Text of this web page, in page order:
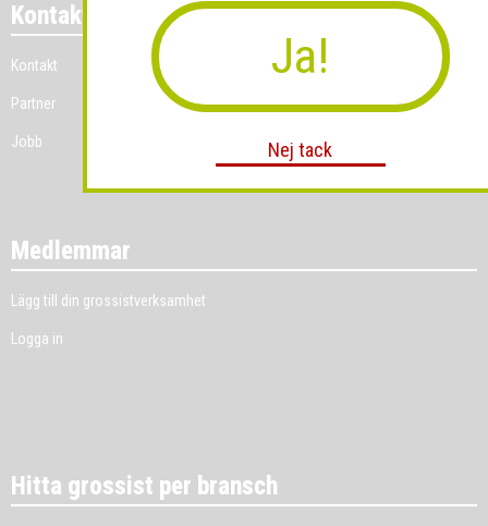
Kontakt
Kontakt
Partner
Jobb
Medlemmar
Lägg till din grossistverksamhet
Logga in
Hitta grossist per bransch
Ja!
Nej tack